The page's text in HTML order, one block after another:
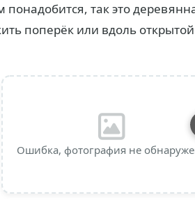
понадобится, так это
поперёк или вдоль
Ошибка, фотография не